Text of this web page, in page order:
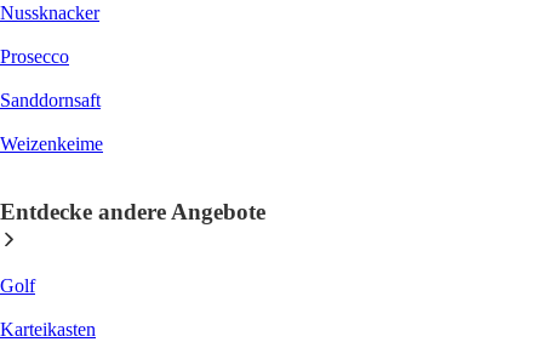
Nussknacker
Prosecco
Sanddornsaft
Weizenkeime
Entdecke andere Angebote
Golf
Karteikasten